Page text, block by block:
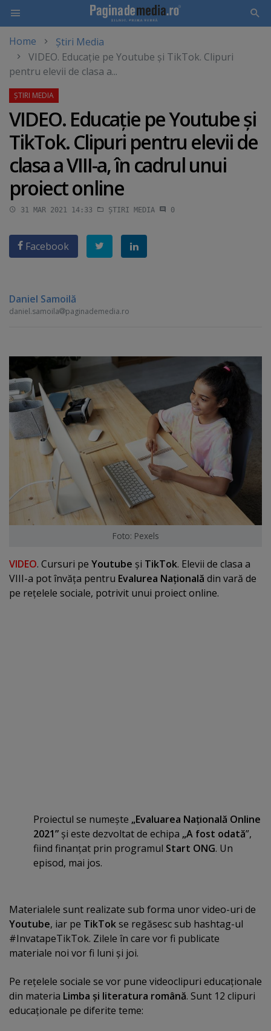
main
content
Home
Știri Media
VIDEO. Educaţie pe Youtube şi TikTok. Clipuri
pentru elevii de clasa a...
VIDEO. Educaţie pe Youtube şi
TikTok. Clipuri pentru elevii de
clasa a VIII-a, în cadrul unui
proiect online
31 MAR 2021 14:33 ȘTIRI MEDIA 0
Facebook
Daniel Samoilă
daniel.samoila paginademedia.ro
Foto: Pexels
VIDEO. Cursuri pe Youtube şi TikTok. Elevii de clasa a
VIII-a pot învăţa pentru Evalurea Naţională din vară de
pe reţelele sociale, potrivit unui proiect online.
Proiectul se numeşte „Evaluarea Naţională Online
2021” şi este dezvoltat de echipa „A fost odată”,
fiind finanţat prin programul Start ONG. Un
episod, mai jos.
Materialele sunt realizate sub forma unor video-uri de
Youtube, iar pe TikTokse regăsesc sub hashtag-ul
#InvatapeTikTok. Zilele în care vor fi publicate
materiale noi vor fi luni şi joi.
Pe reţelele sociale se vor pune videoclipuri educaţionale
din materia Limba şi literatura română. Sunt 12 clipuri
educaţionale pe diferite teme: